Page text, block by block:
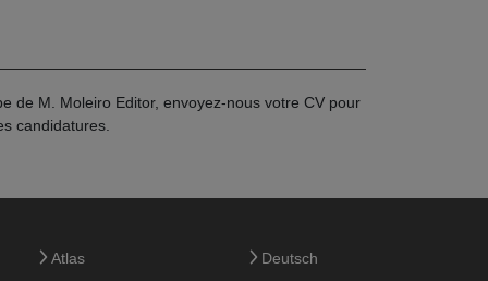
de M. Moleiro Editor, envoyez-nous votre CV pour
candidatures.
Atlas
Deutsch